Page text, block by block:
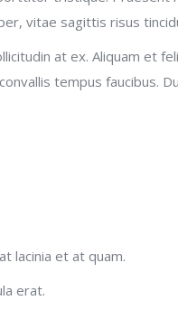
vitae sagittis risus
at ex. Aliquam et
tempus faucibus.
lacinia et at quam.
erat.